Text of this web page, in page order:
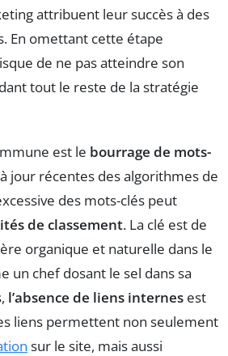
attribuent leur succès à des
En omettant cette étape
de ne pas atteindre son
tout le reste de la stratégie
est le bourrage de mots-
jour récentes des algorithmes de
des mots-clés peut
de classement. La clé est de
organique et naturelle dans le
un chef dosant le sel dans sa
l’absence de liens internes est
liens permettent non seulement
sur le site, mais aussi